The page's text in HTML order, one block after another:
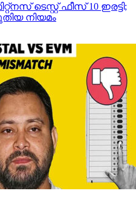
ടെസ്റ്റ് ഫീസ് 10 ഇരട്ടി;
നിയമം